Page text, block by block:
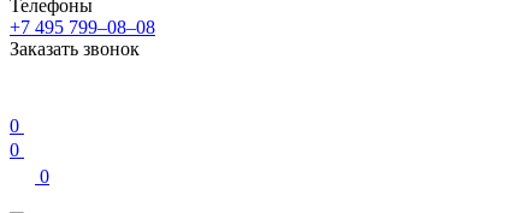
Телефоны
+7 495 799–08–08
Заказать звонок
0
0
0